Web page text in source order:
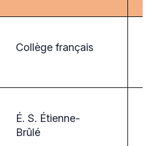
Collège français
É. S. Étienne-
Brûlé